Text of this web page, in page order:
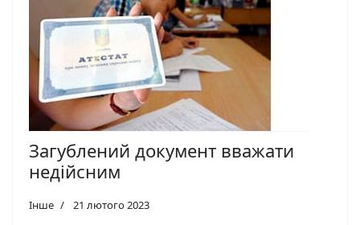
Загублений документ вважати
недійсним
Інше 21 лютого 2023